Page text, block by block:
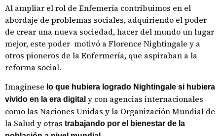
Al ampliar el rol de Enfemería contribuimos en el
abordaje de problemas sociales, adquiriendo el poder
de crear una nueva sociedad, hacer del mundo un lugar
mejor, este poder motivó a Florence Nightingale y a
otros pioneros de la Enfermería, que aspiraban a la
reforma social.
Imagínese lo que hubiera logrado Nightingale si hubiera
vivido en la era digital y con agencias internacionales
como las Naciones Unidas y la Organización Mundial de
la Salud y otras trabajando por el bienestar de la